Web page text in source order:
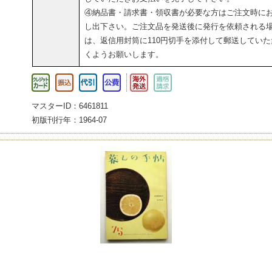
④納品書・請求書・領収書が必要な方はご注文時に
し出下さい。ご注文品を発送後に発行を依頼される
は、返信用封筒に110円切手を添付して郵送してい
くようお願いします。
マスターID：6461811
初版刊行年：1964-07